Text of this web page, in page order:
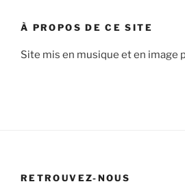
À PROPOS DE CE SITE
Site mis en musique et en image
RETROUVEZ-NOUS